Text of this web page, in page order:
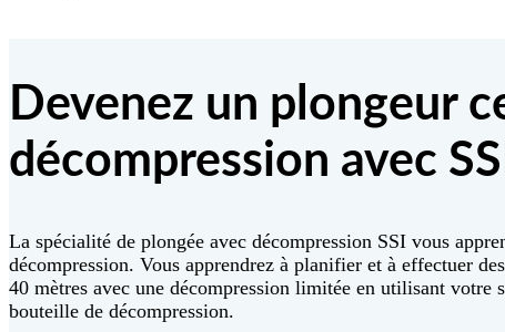
Devenez un plongeur
décompression avec SSI
La spécialité de plongée avec décompression SSI vous
décompression. Vous apprendrez à planifier et à effectuer
40 mètres avec une décompression limitée en utilisant votre
bouteille de décompression.